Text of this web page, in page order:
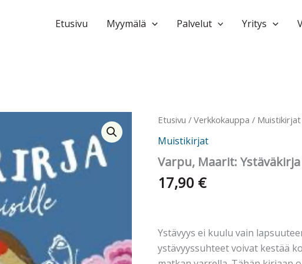
Etusivu Myymälä Palvelut Yritys
Etusivu / Verkkokauppa / Muistikirjat
Muistikirjat
Varpu, Maarit:
17,90 €
Ystävyys ei kuulu vain
ystävyyssuhteet voivat kestää